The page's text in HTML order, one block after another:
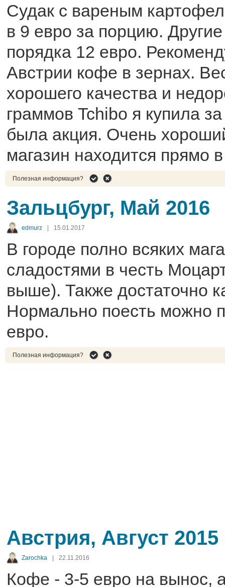
Судак с вареным
в 9 евро за порцию.
порядка 12 евро.
Австрии кофе в зернах.
хорошего качества и
граммов Tchibo я купила
была акция. Очень
магазин находится прямо
Полезная информация?
Зальцбург, Май 2016
edmurz 15.01.2017
В городе полно всяких
сладостями в честь
выше). Также достаточно
Нормально поесть можно
евро.
Полезная информация?
Австрия, Август 2015
Zarochka 22.11.2016
Кофе - 3-5 евро на вынос,